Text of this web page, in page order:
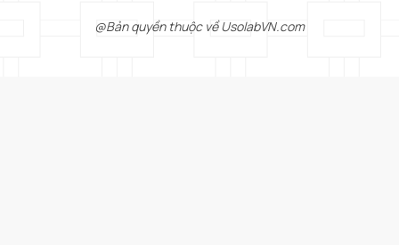
@Bản quyền thuộc về UsolabVN.com